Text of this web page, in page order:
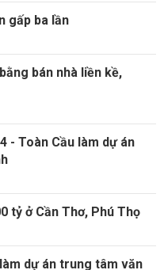
gấp ba lần
bán nhà liền kề,
- Toàn Cầu làm dự án
tỷ ở Cần Thơ, Phú Thọ
dự án trung tâm văn